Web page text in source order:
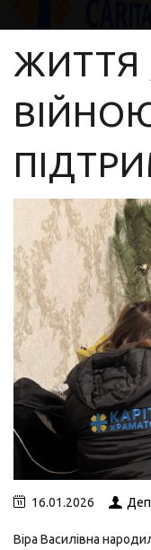
ЖИТТЯ
16.01.2026
Віра Василівна